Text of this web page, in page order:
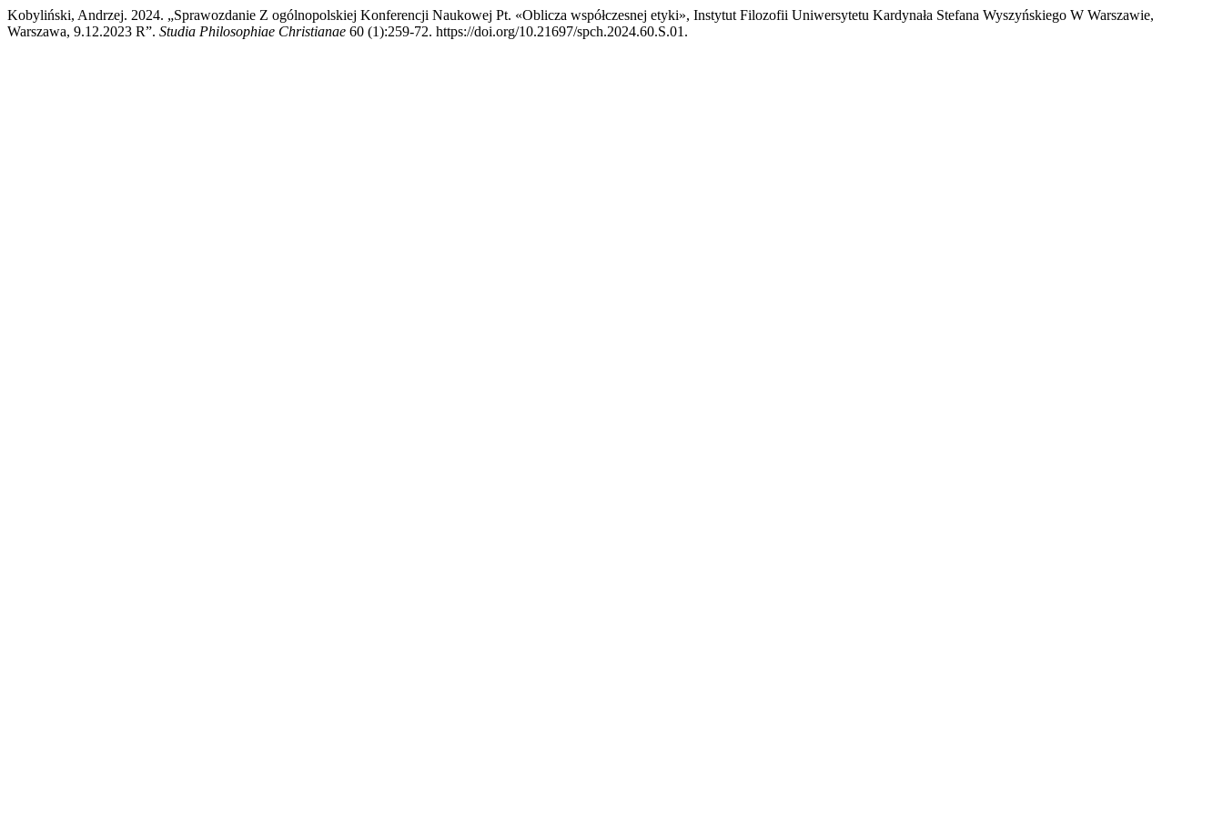
Kobyliński, Andrzej. 2024. „Sprawozdanie Z ogólnopolskiej Konferencji Naukowej Pt. «Oblicza współczesnej etyki», Instytut Filozofii Uniwersytetu Kardynała Stefana Wyszyńskiego W Warszawie,
Warszawa, 9.12.2023 R”. Studia Philosophiae Christianae 60 (1):259-72. https://doi.org/10.21697/spch.2024.60.S.01.